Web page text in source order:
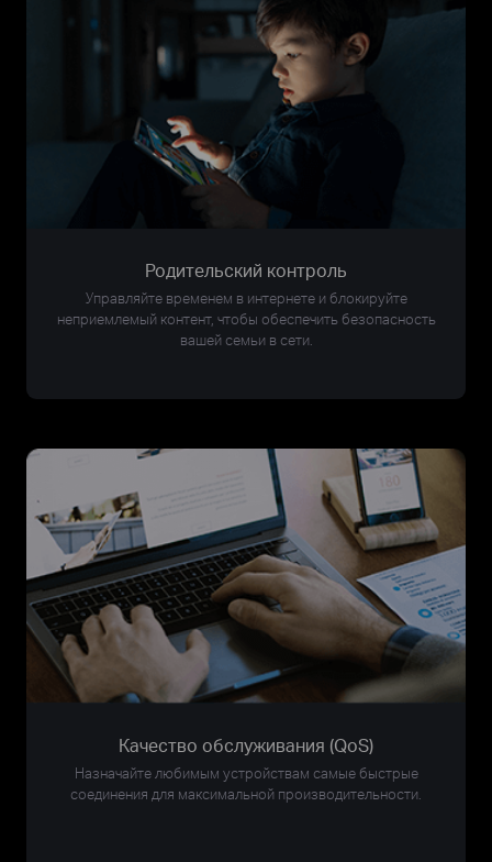
Родительский контроль
Управляйте временем в интернете и блокируйте
неприемлемый контент, чтобы обеспечить безопасность
вашей семьи в сети.
Качество обслуживания (QoS)
Назначайте любимым устройствам самые быстрые
соединения для максимальной производительности.